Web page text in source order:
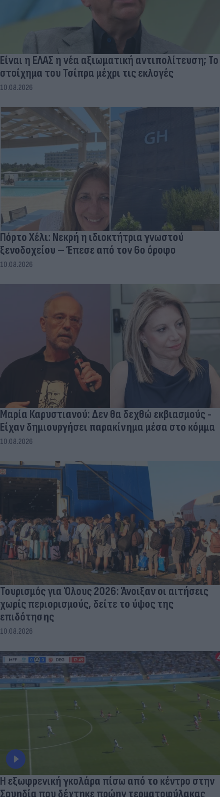
Είναι η ΕΛΑΣ η νέα αξιωματική αντιπολίτευση; Το
στοίχημα του Τσίπρα μέχρι τις εκλογές
10.08.2026
Πόρτο Χέλι: Νεκρή η ιδιοκτήτρια γνωστού
ξενοδοχείου – Έπεσε από τον 6ο όροφο
10.08.2026
Μαρία Καρυστιανού: Δεν θα δεχθώ εκβιασμούς -
Είχαν δημιουργήσει παρακίνημα μέσα στο κόμμα
10.08.2026
Τουρισμός για Όλους 2026: Άνοιξαν οι αιτήσεις
χωρίς περιορισμούς, δείτε το ύψος της
επιδότησης
10.08.2026
Η εξωφρενική γκολάρα πίσω από το κέντρο στην
Σουηδία που δέχτηκε πρώην τερματοφύλακας